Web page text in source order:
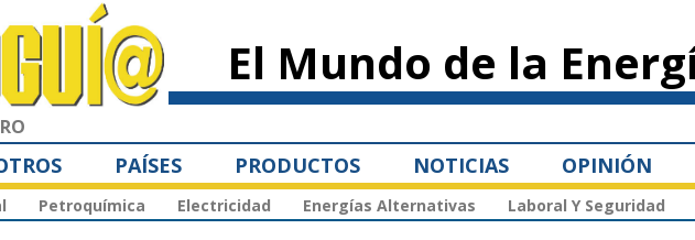
principal
El Mundo de la
PAÍSES PRODUCTOS NOTICIAS OPINIÓN
Petroquímica Electricidad Energías Alternativas Laboral Y Seguridad